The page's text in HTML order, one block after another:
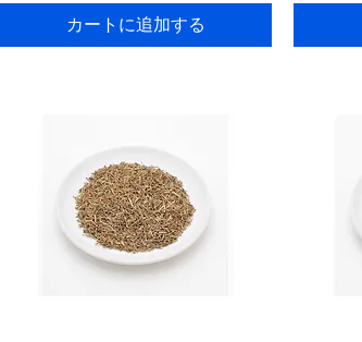
カートに追加する